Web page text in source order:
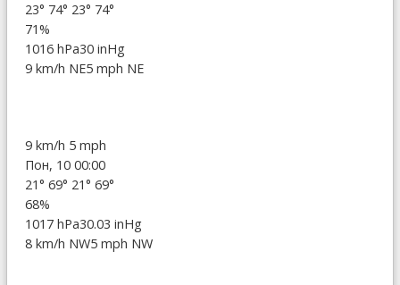
23° 74° 23° 74°
71%
1016 hPa30 inHg
9 km/h NE5 mph NE
9 km/h 5 mph
Пон, 10 00:00
21° 69° 21° 69°
68%
1017 hPa30.03 inHg
8 km/h NW5 mph NW